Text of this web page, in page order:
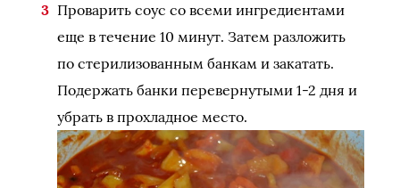
Проварить соус со всеми ингредиентами
еще в течение 10 минут. Затем разложить
по стерилизованным банкам и закатать.
Подержать банки перевернутыми 1-2 дня и
убрать в прохладное место.